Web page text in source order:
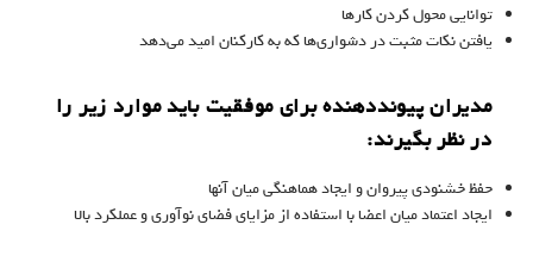
توانایی محول کردن کارها
یافتن نکات مثبت در دشواری‌ها که به کارکنان امید می‌دهد
مدیران پیونددهنده برای موفقیت باید موارد زیر را
در نظر بگیرند:
حفظ خشنودی پیروان و ایجاد هماهنگی میان آنها
ایجاد اعتماد میان اعضا با استفاده از مزایای فضای نوآوری و عملکرد بالا